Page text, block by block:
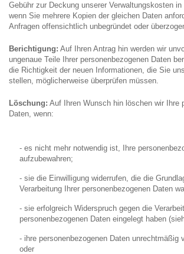
Gebühr zur Deckung unserer Verwaltungskosten
wenn Sie mehrere Kopien der gleichen Daten
Anfragen offensichtlich unbegründet oder
Berichtigung: Auf Ihren Antrag hin werden wir
ungenaue Teile Ihrer personenbezogenen Daten
die Richtigkeit der neuen Informationen, die Sie
stellen, möglicherweise überprüfen müssen.
Löschung: Auf Ihren Wunsch hin löschen wir Ihre
Daten, wenn:
- es nicht mehr notwendig ist, Ihre
aufzubewahren;
- sie die Einwilligung widerrufen, die die
Verarbeitung Ihrer personenbezogenen Daten
- sie erfolgreich Widerspruch gegen die
personenbezogenen Daten eingelegt haben
- ihre personenbezogenen Daten unrechtmäßig
oder